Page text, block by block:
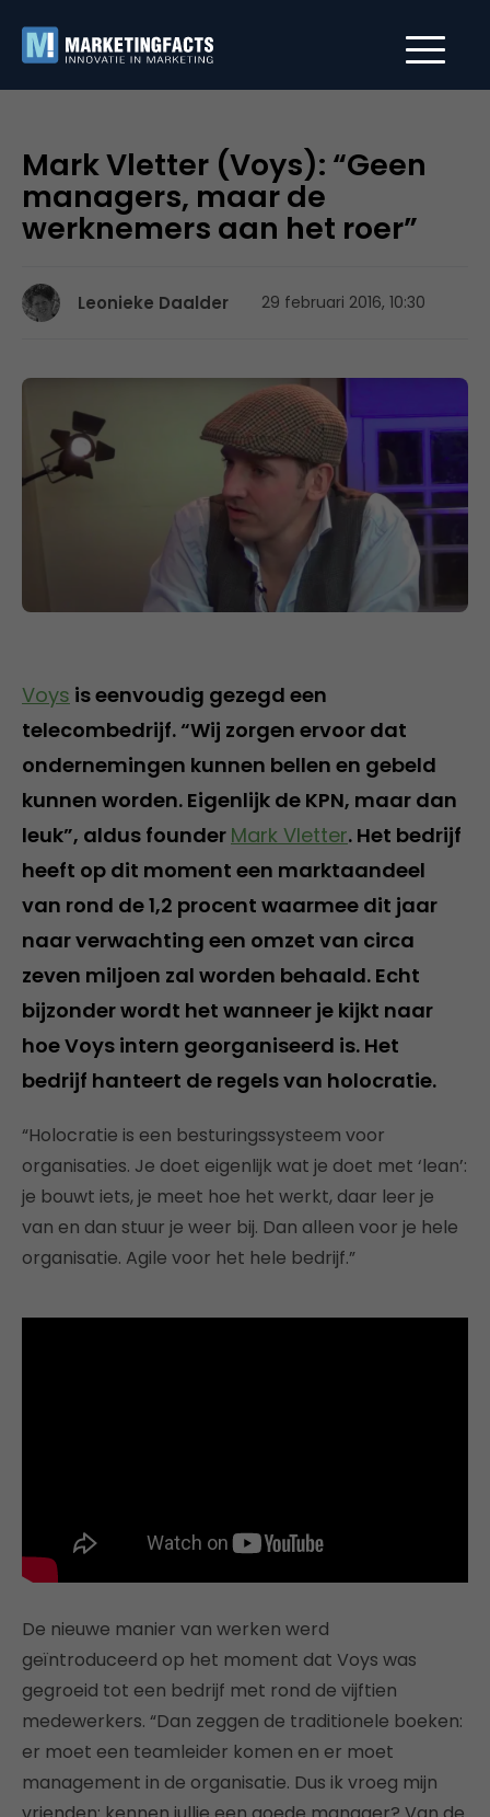
Mark Vletter (Voys): “Geen
managers, maar de
werknemers aan het roer”
Leonieke Daalder 29 februari 2016, 10:30
Voys is eenvoudig gezegd een
telecombedrijf. “Wij zorgen ervoor dat
ondernemingen kunnen bellen en gebeld
kunnen worden. Eigenlijk de KPN, maar dan
leuk”, aldus founder Mark Vletter. Het bedrijf
heeft op dit moment een marktaandeel
van rond de 1,2 procent waarmee dit jaar
naar verwachting een omzet van circa
zeven miljoen zal worden behaald. Echt
bijzonder wordt het wanneer je kijkt naar
hoe Voys intern georganiseerd is. Het
bedrijf hanteert de regels van holocratie. ​
“Holocratie is een besturingssysteem voor
organisaties. Je doet eigenlijk wat je doet met ‘lean’:
je bouwt iets, je meet hoe het werkt, daar leer je
van en dan stuur je weer bij. Dan alleen voor je hele
organisatie. Agile voor het hele bedrijf.”
De nieuwe manier van werken werd
geïntroduceerd op het moment dat Voys was
gegroeid tot een bedrijf met rond de vijftien
medewerkers. “Dan zeggen de traditionele boeken:
er moet een teamleider komen en er moet
management in de organisatie. Dus ik vroeg mijn